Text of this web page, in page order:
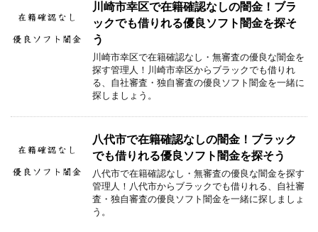
川崎市幸区で在籍確認なしの闇金！ブラ
ックでも借りれる優良ソフト闇金を探そ
う
川崎市幸区で在籍確認なし・無審査の優良な闇金を
探す管理人！川崎市幸区からブラックでも借りれ
る、自社審査・独自審査の優良ソフト闇金を一緒に
探しましょう。
八代市で在籍確認なしの闇金！ブラック
でも借りれる優良ソフト闇金を探そう
八代市で在籍確認なし・無審査の優良な闇金を探す
管理人！八代市からブラックでも借りれる、自社審
査・独自審査の優良ソフト闇金を一緒に探しましょ
う。